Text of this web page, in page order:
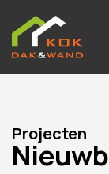
Projecten